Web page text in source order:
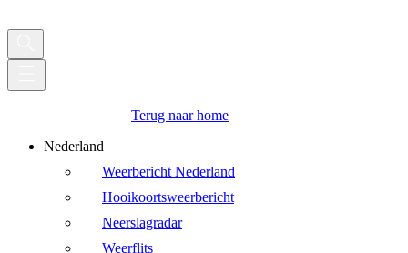
Terug naar home
Nederland
Weerbericht Nederland
Hooikoortsweerbericht
Neerslagradar
Weerflits